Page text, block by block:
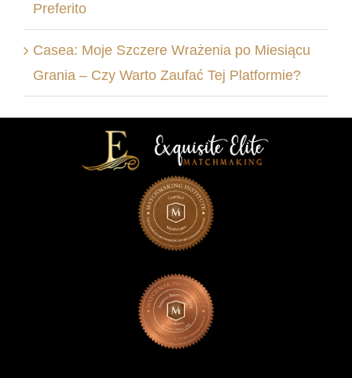
Preferito
Casea: Moje Szczere Wrażenia po Miesiącu
Grania – Czy Warto Zaufać Tej Platformie?